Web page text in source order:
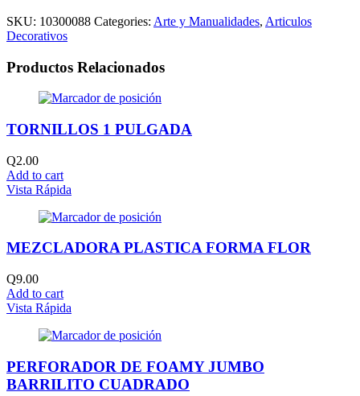
SKU: 10300088 Categories: Arte y Manualidades, Articulos
Decorativos
Productos Relacionados
TORNILLOS 1 PULGADA
Q2.00
Add to cart
Vista Rápida
MEZCLADORA PLASTICA FORMA FLOR
Q9.00
Add to cart
Vista Rápida
PERFORADOR DE FOAMY JUMBO
BARRILITO CUADRADO